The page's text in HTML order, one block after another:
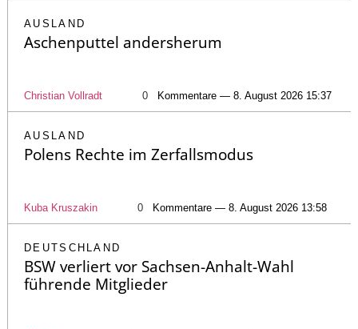
AUSLAND
Aschenputtel andersherum
Christian Vollradt 0 Kommentare — 8. August 2026 15:37
AUSLAND
Polens Rechte im Zerfallsmodus
Kuba Kruszakin 0 Kommentare — 8. August 2026 13:58
DEUTSCHLAND
BSW verliert vor Sachsen-Anhalt-Wahl
führende Mitglieder